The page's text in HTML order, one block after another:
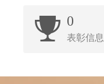
0
表彰信息